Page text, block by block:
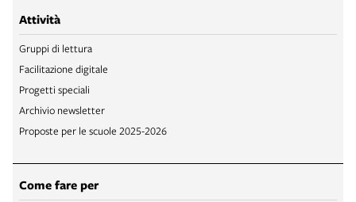
Attività
Gruppi di lettura
Facilitazione digitale
Progetti speciali
Archivio newsletter
Proposte per le scuole 2025-2026
Come fare per